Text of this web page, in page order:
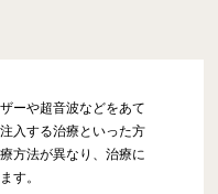
ーや超音波などをあて
入する治療といった方
方法が異なり、治療に
す。